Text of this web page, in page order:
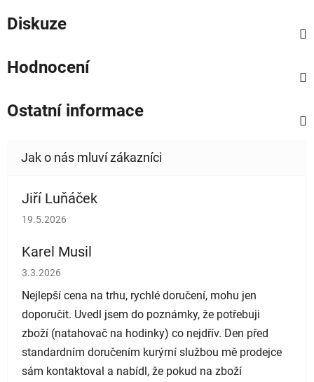
Diskuze
Hodnocení
Ostatní informace
Jiří Luňáček
Hodnocení obchodu je 5 z 5 hvězdiček.
19.5.2026
Karel Musil
Hodnocení obchodu je 5 z 5 hvězdiček.
3.3.2026
Nejlepší cena na trhu, rychlé doručení, mohu jen
doporučit. Uvedl jsem do poznámky, že potřebuji
zboží (natahovač na hodinky) co nejdřív. Den před
standardním doručením kurýrní službou mě prodejce
sám kontaktoval a nabídl, že pokud na zboží